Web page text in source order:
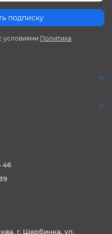
подписку
условиями Политика
46
г. Щербинка, ул.